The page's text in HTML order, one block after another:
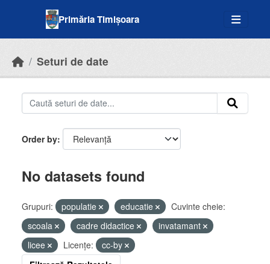
Primăria Timișoara
Seturi de date
Order by
No datasets found
Grupuri: populatie educatie
Cuvinte cheie:
scoala
cadre didactice
invatamant
licee
Licenţe:
cc-by